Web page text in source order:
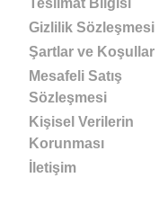
Teslimat Bilgisi
Gizlilik Sözleşmesi
Şartlar ve Koşullar
Mesafeli Satış
Sözleşmesi
Kişisel Verilerin
Korunması
İletişim